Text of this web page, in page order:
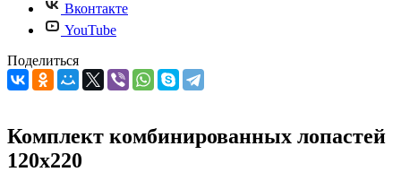
Вконтакте
YouTube
Поделиться
Комплект комбинированных лопастей
120х220